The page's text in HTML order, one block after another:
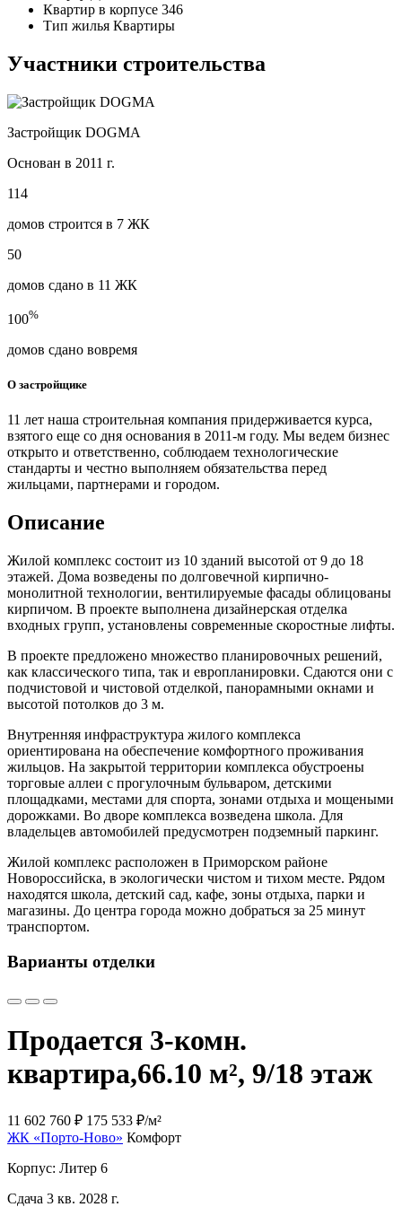
Квартир в корпусе 346
Тип жилья Квартиры
Участники строительства
Застройщик DOGMA
Основан в 2011 г.
114
домов строится в 7 ЖК
50
домов сдано в 11 ЖК
100%
домов сдано вовремя
О застройщике
11 лет наша строительная компания придерживается курса,
взятого еще со дня основания в 2011-м году. Мы ведем бизнес
открыто и ответственно, соблюдаем технологические
стандарты и честно выполняем обязательства перед
жильцами, партнерами и городом.
Описание
Жилой комплекс состоит из 10 зданий высотой от 9 до 18
этажей. Дома возведены по долговечной кирпично-
монолитной технологии, вентилируемые фасады облицованы
кирпичом. В проекте выполнена дизайнерская отделка
входных групп, установлены современные скоростные лифты.
В проекте предложено множество планировочных решений,
как классического типа, так и европланировки. Сдаются они с
подчистовой и чистовой отделкой, панорамными окнами и
высотой потолков до 3 м.
Внутренняя инфраструктура жилого комплекса
ориентирована на обеспечение комфортного проживания
жильцов. На закрытой территории комплекса обустроены
торговые аллеи с прогулочным бульваром, детскими
площадками, местами для спорта, зонами отдыха и мощеными
дорожками. Во дворе комплекса возведена школа. Для
владельцев автомобилей предусмотрен подземный паркинг.
Жилой комплекс расположен в Приморском районе
Новороссийска, в экологически чистом и тихом месте. Рядом
находятся школа, детский сад, кафе, зоны отдыха, парки и
магазины. До центра города можно добраться за 25 минут
транспортом.
Варианты отделки
Продается 3-комн.
квартира,66.10 м², 9/18 этаж
11 602 760 ₽ 175 533 ₽/м²
ЖК «Порто-Ново» Комфорт
Корпус: Литер 6
Сдача 3 кв. 2028 г.